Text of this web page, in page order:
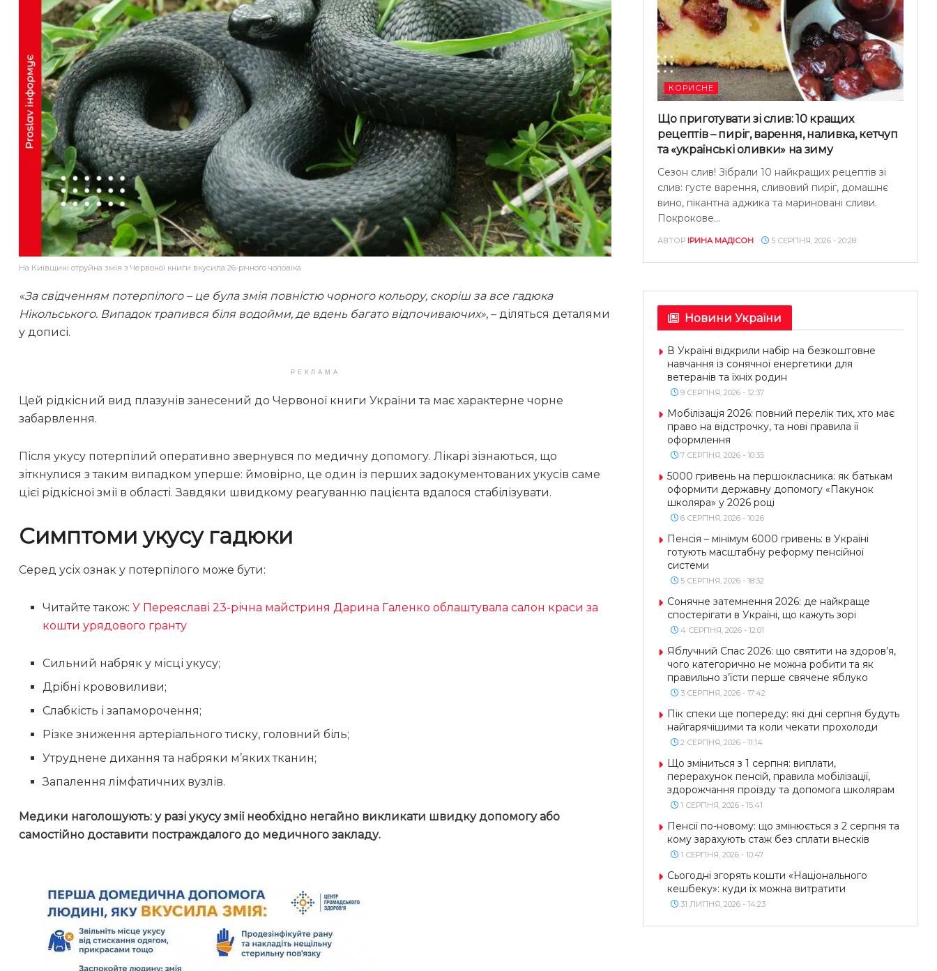
На Київщині отруйна змія з Червоної книги вкусила 26-річного чоловіка
«За свідченням потерпілого – це була змія повністю чорного кольору, скоріш за все гадюка
Нікольського. Випадок трапився біля водойми, де вдень багато відпочиваючих», – діляться деталями
у дописі.
РЕКЛАМА
Цей рідкісний вид плазунів занесений до Червоної книги України та має характерне чорне
забарвлення.
Після укусу потерпілий оперативно звернувся по медичну допомогу. Лікарі зізнаються, що
зіткнулися з таким випадком уперше: ймовірно, це один із перших задокументованих укусів саме
цієї рідкісної змії в області. Завдяки швидкому реагуванню пацієнта вдалося стабілізувати.
Симптоми укусу гадюки
Серед усіх ознак у потерпілого може бути:
Читайте також:У Переяславі 23-річна майстриня Дарина Галенко облаштувала салон краси за
кошти урядового гранту
Сильний набряк у місці укусу;
Дрібні крововиливи;
Слабкість і запаморочення;
Різке зниження артеріального тиску, головний біль;
Утруднене дихання та набряки м’яких тканин;
Запалення лімфатичних вузлів.
Медики наголошують: у разі укусу змії необхідно негайно викликати швидку допомогу або
самостійно доставити постраждалого до медичного закладу.
КОРИСНЕ
Що приготувати зі слив: 10 кращих
рецептів – пиріг, варення, наливка, кетчуп
та «українські оливки» на зиму
Сезон слив! Зібрали 10 найкращих рецептів зі
слив: густе варення, сливовий пиріг, домашнє
вино, пікантна аджика та мариновані сливи.
Покрокове...
АВТОР ІРИНА МАДІСОН 5 СЕРПНЯ, 2026 - 20:28
Новини України
В Україні відкрили набір на безкоштовне
навчання із сонячної енергетики для
ветеранів та їхніх родин
9 СЕРПНЯ, 2026 - 12:37
Мобілізація 2026: повний перелік тих, хто має
право на відстрочку, та нові правила її
оформлення
7 СЕРПНЯ, 2026 - 10:35
5000 гривень на першокласника: як батькам
оформити державну допомогу «Пакунок
школяра» у 2026 році
6 СЕРПНЯ, 2026 - 10:26
Пенсія – мінімум 6000 гривень: в Україні
готують масштабну реформу пенсійної
системи
5 СЕРПНЯ, 2026 - 18:32
Сонячне затемнення 2026: де найкраще
спостерігати в Україні, що кажуть зорі
4 СЕРПНЯ, 2026 - 12:01
Яблучний Спас 2026: що святити на здоров’я,
чого категорично не можна робити та як
правильно з’їсти перше свячене яблуко
3 СЕРПНЯ, 2026 - 17:42
Пік спеки ще попереду: які дні серпня будуть
найгарячішими та коли чекати прохолоди
2 СЕРПНЯ, 2026 - 11:14
Що зміниться з 1 серпня: виплати,
перерахунок пенсій, правила мобілізації,
здорожчання проїзду та допомога школярам
1 СЕРПНЯ, 2026 - 15:41
Пенсії по-новому: що змінюється з 2 серпня та
кому зарахують стаж без сплати внесків
1 СЕРПНЯ, 2026 - 10:47
Сьогодні згорять кошти «Національного
кешбеку»: куди їх можна витратити
31 ЛИПНЯ, 2026 - 14:23